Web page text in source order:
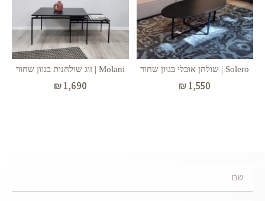
Solero | שולחן אובלי בגוון שחור
₪1,550
Molani | זוג שולחנות בגוון שחור
₪1,690